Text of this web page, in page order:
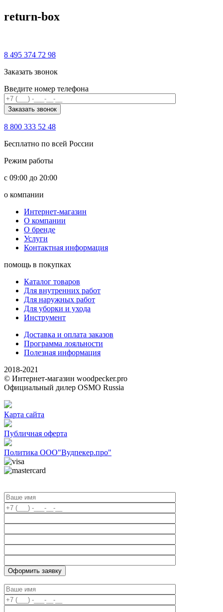
return-box
8 495 374 72 98
Заказать звонок
Введите номер телефона
8 800 333 52 48
Бесплатно по всей России
Режим работы
с 09:00 до 20:00
о компании
Интернет-магазин
О компании
О бренде
Услуги
Контактная информация
помощь в покупках
Каталог товаров
Для внутренних работ
Для наружных работ
Для уборки и ухода
Инструмент
Доставка и оплата заказов
Программа лояльности
Полезная информация
2018-2021
© Интернет-магазин woodpecker.pro
Официальный дилер OSMO Russia
Карта сайта
Публичная оферта
Политика ООО"Вудпекер.про"